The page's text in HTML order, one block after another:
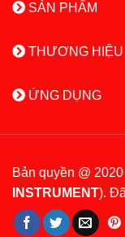
SẢN PHẨM
THƯƠNG HIỆU
ỨNG DỤNG
Bản quyền @
INSTRUMENT).